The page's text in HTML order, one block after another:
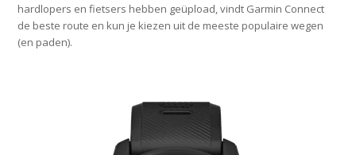
hardlopers en fietsers hebben geüpload, vindt Garmin Connect
de beste route en kun je kiezen uit de meeste populaire wegen
(en paden).